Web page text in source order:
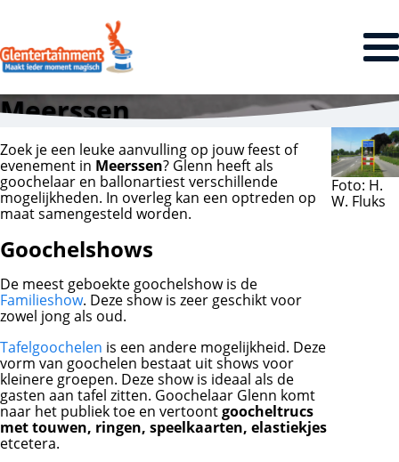
Meerssen
Zoek je een leuke aanvulling op jouw feest of
evenement in Meerssen? Glenn heeft als
goochelaar en ballonartiest verschillende
mogelijkheden. In overleg kan een optreden op
maat samengesteld worden.
Goochelshows
De meest geboekte goochelshow is de
Familieshow. Deze show is zeer geschikt voor
zowel jong als oud.
Tafelgoochelen is een andere mogelijkheid. Deze
vorm van goochelen bestaat uit shows voor
kleinere groepen. Deze show is ideaal als de
gasten aan tafel zitten. Goochelaar Glenn komt
naar het publiek toe en vertoontgoocheltrucs
met touwen, ringen, speelkaarten, elastiekjes
etcetera.
Foto: H.
W. Fluks